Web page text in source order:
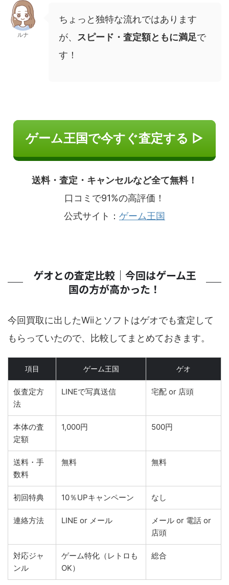
ルナ
ちょっと独特な流れではあります
が、 スピード・査定額ともに満足で
す！
ゲーム王国で今すぐ査定する ▷
送料・査定・キャンセルなど全て無料！
口コミで91%の高評価！
公式サイト： ゲーム王国
ゲオとの査定比較｜今回はゲーム王
国の方が高かった！
今回買取に出したWiiとソフトはゲオでも査定して
もらっていたので、比較してまとめておきます。
項目 ゲーム王国 ゲオ
仮査定方
法
LINEで写真送信 宅配 or 店頭
本体の査
定額
1,000円 500円
送料・手
数料
無料 無料
初回特典 10％UPキャンペーン なし
連絡方法 LINE or メール
メール or 電話 or
店頭
対応ジャ
ンル
ゲーム特化（レトロも
OK）
総合